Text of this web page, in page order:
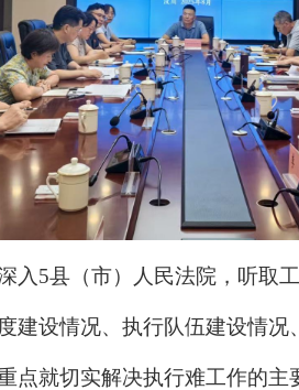
入5县（市）人民法院，听取
建设情况、执行队伍建设情
点就切实解决执行难工作的主